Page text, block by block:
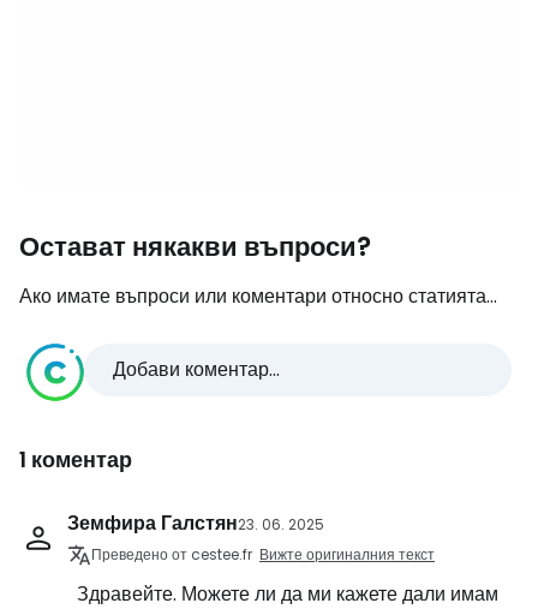
Остават някакви въпроси?
Ако имате въпроси или коментари относно статията...
Добави коментар...
1 коментар
Земфира Галстян23. 06. 2025
Преведено от cestee.fr Вижте оригиналния текст
Здравейте. Можете ли да ми кажете дали имам